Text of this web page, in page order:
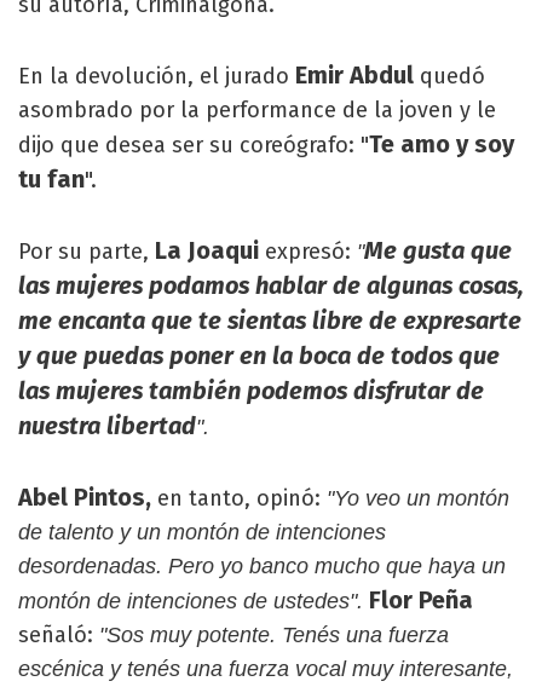
En la devolución, el jurado Emir Abdul quedó
asombrado por la performance de la joven y le
dijo que desea ser su coreógrafo: "Te amo y soy
tu fan".
Por su parte, La Joaqui expresó: "Me gusta que
las mujeres podamos hablar de algunas cosas,
me encanta que te sientas libre de expresarte
y que puedas poner en la boca de todos que
las mujeres también podemos disfrutar de
nuestra libertad".
Abel Pintos, en tanto, opinó: "Yo veo un montón
de talento y un montón de intenciones
desordenadas. Pero yo banco mucho que haya un
montón de intenciones de ustedes". Flor Peña
señaló: "Sos muy potente. Tenés una fuerza
escénica y tenés una fuerza vocal muy interesante,